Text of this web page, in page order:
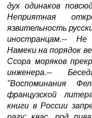
дух одинаков
Неприятная
язвительность
иностранцам.--
Намеки на порядок
Ссора моряков
инженера.--
"Воспоминания
французской
книги в России